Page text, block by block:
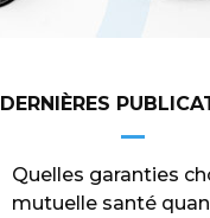
DERNIÈRES
Quelles garanties
mutuelle santé